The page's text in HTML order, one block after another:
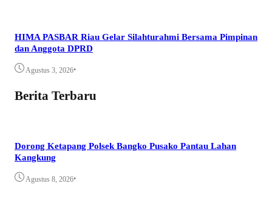
HIMA PASBAR Riau Gelar Silahturahmi Bersama Pimpinan
dan Anggota DPRD
Agustus 3, 2026•
Berita Terbaru
Dorong Ketapang Polsek Bangko Pusako Pantau Lahan
Kangkung
Agustus 8, 2026•